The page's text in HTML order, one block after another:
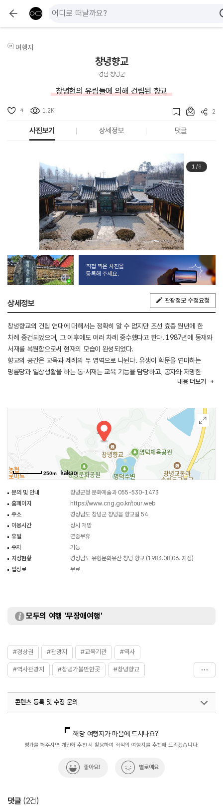
여행지
창녕향교
경남 창녕군
창녕현의 유림들에 의해 건립된 향교
4 1.2K 2
사진보기 상세정보 댓글
1/8
직접 찍은 사진을
등록해 주세요.
상세정보 관광정보 수정요청
창녕향교의 건립 연대에 대해서는 정확히 알 수 없지만 조선 효종 원년에 한
차례 중건되었으며, 그 이후에도 여러 차례 중수했다고 한다. 1987년에 동재와
서재를 복원함으로써 현재의 모습이 완성되었다.
향교의 공간은 교육과 제례의 두 영역으로 나뉜다. 유생이 학문을 연마하는
명륜당과 일상생활을 하는 동·서재는 교육 기능을 담당하고, 공자와 저명한
유학자의 위패를 모시는 대성전과 동·서무는 제례 기능을 담당하고 있다.
건물을 배치했고, 급한 경사지에 위치하여 향교의 권위적 성격이 잘 나타나
내용 더보기
250m
문의 및 안내
창녕군청 문화예술과 055-530-1473
홈페이지
https://www.cng.go.kr/tour.web
주소
경상남도 창녕군 창녕읍 향교길 54
이용시간
상시 개방
휴일
연중무휴
주차
가능
지정현황
경상남도 유형문화유산 창녕 향교 (1983.08.06. 지정)
입장료
무료
모두의 여행 '무장애여행'
#경상권 #관광지 #교육기관 #역사
#역사관광지 #창녕가볼만한곳 #창녕향교
콘텐츠 등록 및 수정 문의
해당 여행지가 마음에 드시나요?
평가를 해주시면 개인화 추천 시 활용하여 최적의 여행지를 추천해 드리겠습니다.
좋아요! 별로예요
댓글 (2건)